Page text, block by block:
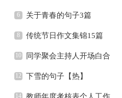
关于青春的句子3篇
传统节日作文集锦15篇
同学聚会主持人开场白合
集15篇下雪的句子【热】